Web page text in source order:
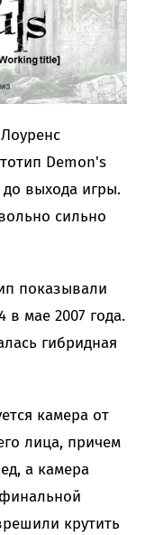
Demon's
до выхода игры.
сильно
показывали
в мае 2007 года.
гибридная
камера от
лица, причем
а камера
крутить